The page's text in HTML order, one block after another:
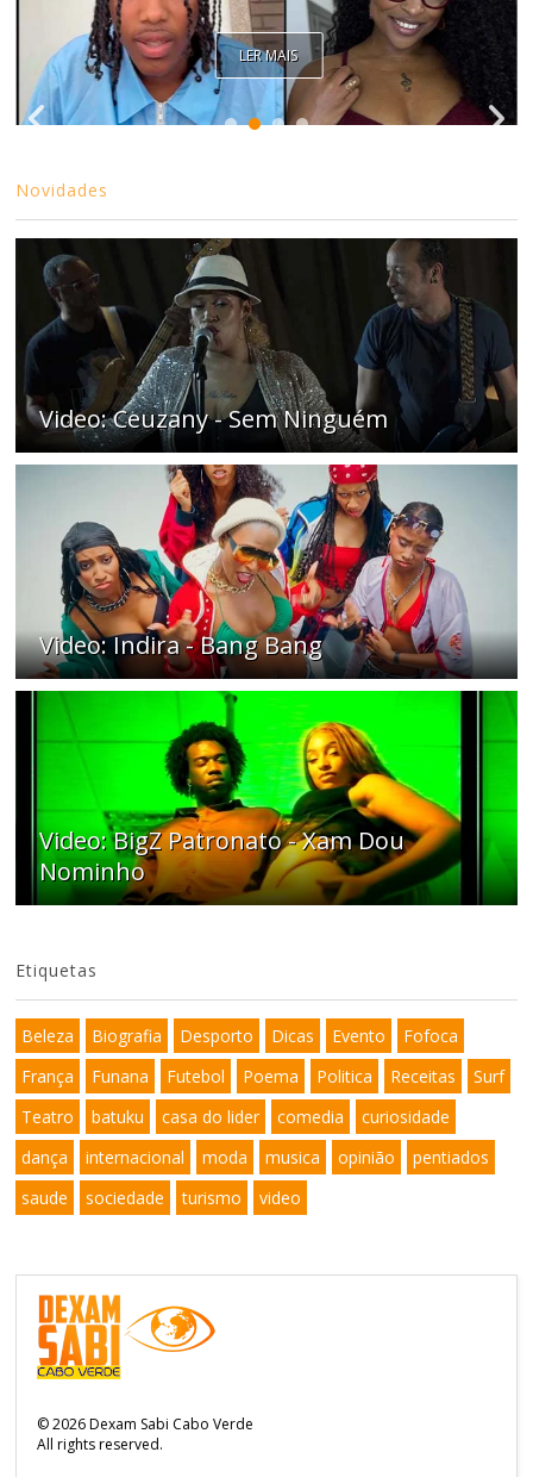
LER MAIS
Novidades
Video: Ceuzany - Sem Ninguém
Video: Indira - Bang Bang
Video: BigZ Patronato - Xam Dou
Nominho
Etiquetas
Beleza Biografia Desporto Dicas Evento
Fofoca
França
Funana Futebol Poema Politica Receitas
Surf
Teatro
batuku casa do lider comedia
curiosidade
dança
internacional moda musica opinião
pentiados
saude
sociedade turismo video
©2026Dexam Sabi Cabo Verde
All rights reserved.